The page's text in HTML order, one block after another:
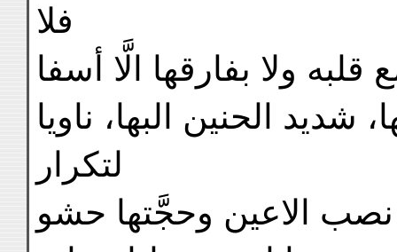
فلا
ولا بفارقها الَّا أسفا
شديد الحنين البها، ناويا
لتكرار
نصب الاعين وحجَّتها حشو